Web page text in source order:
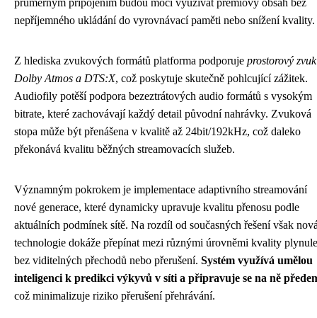
průměrným připojením budou moci využívat prémiový obsah bez
nepříjemného ukládání do vyrovnávací paměti nebo snížení kvality.
Z hlediska zvukových formátů platforma podporuje prostorový zvuk
Dolby Atmos a DTS:X, což poskytuje skutečně pohlcující zážitek.
Audiofily potěší podpora bezeztrátových audio formátů s vysokým
bitrate, které zachovávají každý detail původní nahrávky. Zvuková
stopa může být přenášena v kvalitě až 24bit/192kHz, což daleko
překonává kvalitu běžných streamovacích služeb.
Významným pokrokem je implementace adaptivního streamování
nové generace, které dynamicky upravuje kvalitu přenosu podle
aktuálních podmínek sítě. Na rozdíl od současných řešení však
technologie dokáže přepínat mezi různými úrovněmi kvality
bez viditelných přechodů nebo přerušení. Systém využívá umělou
inteligenci k predikci výkyvů v síti a připravuje se na ně
což minimalizuje riziko přerušení přehrávání.